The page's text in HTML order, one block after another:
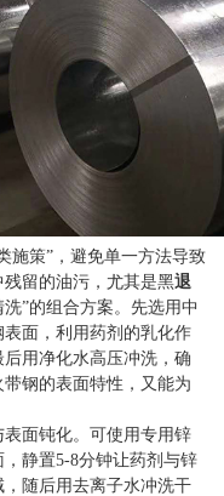
施策”，避免单一方法导致
留的油污，尤其是黑退
”的组合方案。先选用中
面，利用药剂的乳化作
用净化水高压冲洗，确
钢的表面特性，又能为
面钝化。可使用专用锌
静置5-8分钟让药剂与锌
随后用去离子水冲洗干